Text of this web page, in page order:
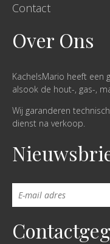
Contact
Over Ons
KachelsMario heeft een
alsook de hout-, gas-,
Wij garanderen
dienst na verkoop.